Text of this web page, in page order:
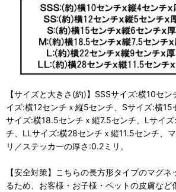
【サイズと大きさ(約)】SSSサイズ:横10セ
イズ:横12センチｘ縦5センチ、Sサイズ:横
サイズ:横18.5センチｘ縦7.5センチ、Lサイ
チ、LLサイズ:横28センチｘ縦11.5センチ、
リ／ステッカーの厚さ:0.2ミリ。
【安全対策】こちらの長方形タイプのマグ
るため、お客様・お子様・ペットの皮膚など